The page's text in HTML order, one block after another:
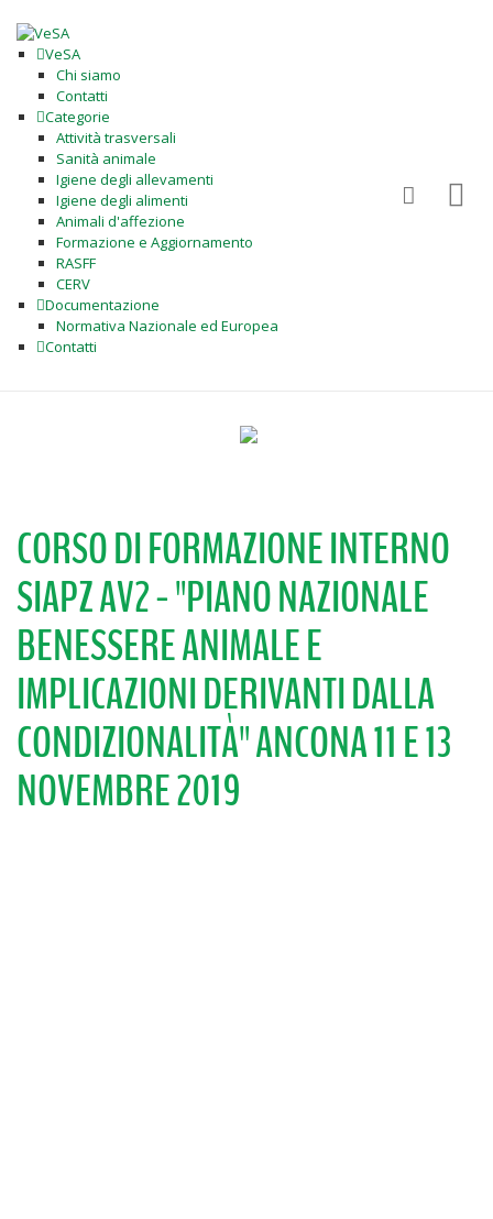
VeSA
Chi siamo
Contatti
Categorie
Attività trasversali
Sanità animale
Igiene degli allevamenti
Igiene degli alimenti
Animali d'affezione
Formazione e Aggiornamento
RASFF
CERV
Documentazione
Normativa Nazionale ed Europea
Contatti
CORSO DI FORMAZIONE INTERNO
SIAPZ AV2 - "PIANO NAZIONALE
BENESSERE ANIMALE E
IMPLICAZIONI DERIVANTI DALLA
CONDIZIONALITÀ" ANCONA 11 E 13
NOVEMBRE 2019